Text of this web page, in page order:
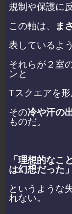
規制や保護に
この軸は、
ま
表しているよ
それらが２室
ンと
Tスクエアを形
その冷や汗の
ものだ。
「理想的なこ
は幻想だった」
というような
れない。